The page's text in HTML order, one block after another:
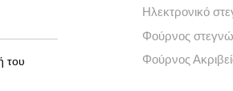
του
Ηλεκτρονικό
Φούρνος
Φούρνος